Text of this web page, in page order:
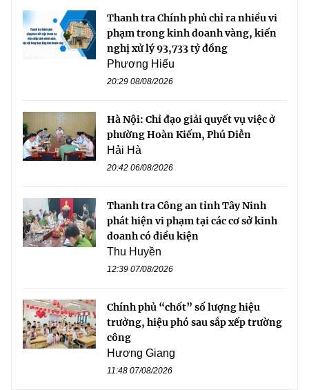
Thanh tra Chính phủ chỉ ra nhiều vi
phạm trong kinh doanh vàng, kiến
nghị xử lý 93,733 tỷ đồng
Phương Hiếu
20:29 08/08/2026
Hà Nội: Chỉ đạo giải quyết vụ việc ở
phường Hoàn Kiếm, Phú Diễn
Hải Hà
20:42 06/08/2026
Thanh tra Công an tỉnh Tây Ninh
phát hiện vi phạm tại các cơ sở kinh
doanh có điều kiện
Thu Huyền
12:39 07/08/2026
Chính phủ “chốt” số lượng hiệu
trưởng, hiệu phó sau sắp xếp trường
công
Hương Giang
11:48 07/08/2026